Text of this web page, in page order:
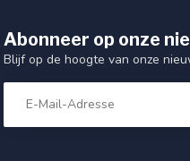
Abonneer op onze
Blijf op de hoogte van onze